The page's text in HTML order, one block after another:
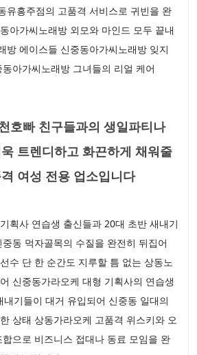
유흥주점의 고품격 서비스로 귀빈을 완
아가씨노래방 외모와 마인드 모두 끝내
방 에이스들 신중동아가씨노래방 잊지
아가씨노래방 그녀들의 리얼 케어
호빠 친구들과의 생일파티나
트렌디하고 화끈하게 채워줄
여성 전용 업소입니다
획사 연습생 출신들과 20대 초반 새내기
동 먹자골목의 수질을 완전히 뒤집어
수 단 한 순간도 지루할 틈 없는 상동노
신중동가라오케 대형 기획사의 연습생
기들이 대거 유입되어 신중동 일대의
상태 상동가라오케 고품격 위스키와 오
으로 비즈니스 접대나 동료 모임을 완